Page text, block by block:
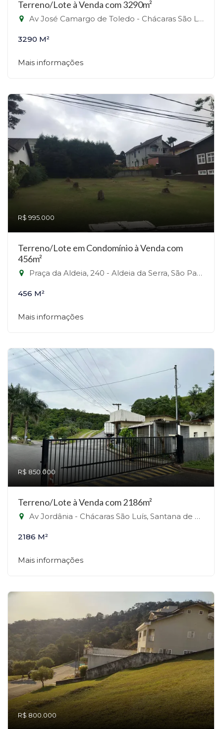
Terreno/Lote à Venda com 3290m²
Av José Camargo de Toledo - Chácaras São Luís, Santana de Parnaíba-SP
3290 M²
Mais informações
R$ 995.000
Terreno/Lote em Condomínio à Venda com
456m²
Praça da Aldeia, 240 - Aldeia da Serra, São Paulo-SP
456 M²
Mais informações
R$ 850.000
Terreno/Lote à Venda com 2186m²
Av Jordânia - Chácaras São Luís, Santana de Parnaíba-SP
2186 M²
Mais informações
R$ 800.000